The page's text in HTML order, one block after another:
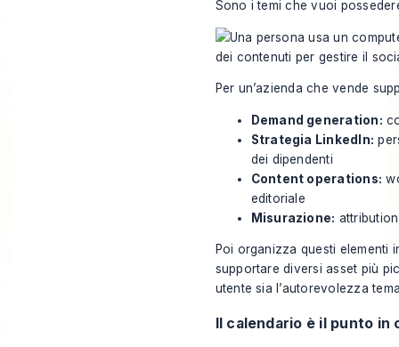
Sono i temi che vuoi
Per un’azienda che vende
Demand generation:
Strategia LinkedIn:
dei dipendenti
Content operations:
editoriale
Misurazione:
Poi organizza questi elementi
supportare diversi asset più
utente sia l’autorevolezza
Il calendario è il punto